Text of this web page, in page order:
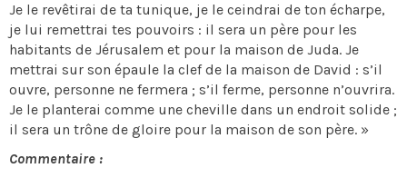
Je le revêtirai de ta tunique, je le ceindrai de ton écharpe,
je lui remettrai tes pouvoirs : il sera un père pour les
habitants de Jérusalem et pour la maison de Juda. Je
mettrai sur son épaule la clef de la maison de David : s’il
ouvre, personne ne fermera ; s’il ferme, personne n’ouvrira.
Je le planterai comme une cheville dans un endroit solide ;
il sera un trône de gloire pour la maison de son père. »
Commentaire :